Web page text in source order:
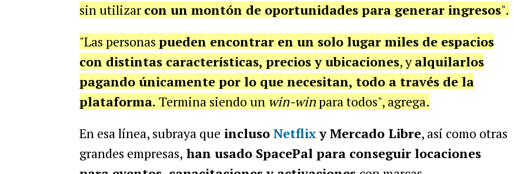
sin utilizarcon un montón de oportunidades para generar ingresos".
"Las personas pueden encontrar en un solo lugar miles de espacios
con distintas características, precios y ubicaciones, yalquilarlos
pagando únicamente por lo que necesitan, todo a través de la
plataforma. Termina siendo un win-winpara todos", agrega.
En esa línea, subraya que incluso Netflixy Mercado Libre, así como otras
grandes empresas, han usado SpacePal para conseguir locaciones